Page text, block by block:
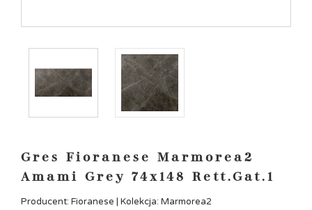
Gres Fioranese Marmorea2
Amami Grey 74x148 Rett.Gat.1
Producent: Fioranese | Kolekcja: Marmorea2